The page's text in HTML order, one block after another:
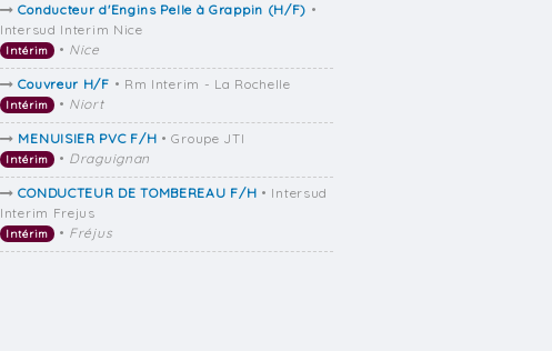
Conducteur d'Engins Pelle à Grappin (H/F) •
Intersud Interim Nice
Intérim • Nice
Couvreur H/F • Rm Interim - La Rochelle
Intérim • Niort
MENUISIER PVC F/H • Groupe JTI
Intérim • Draguignan
CONDUCTEUR DE TOMBEREAU F/H • Intersud
Interim Frejus
Intérim • Fréjus